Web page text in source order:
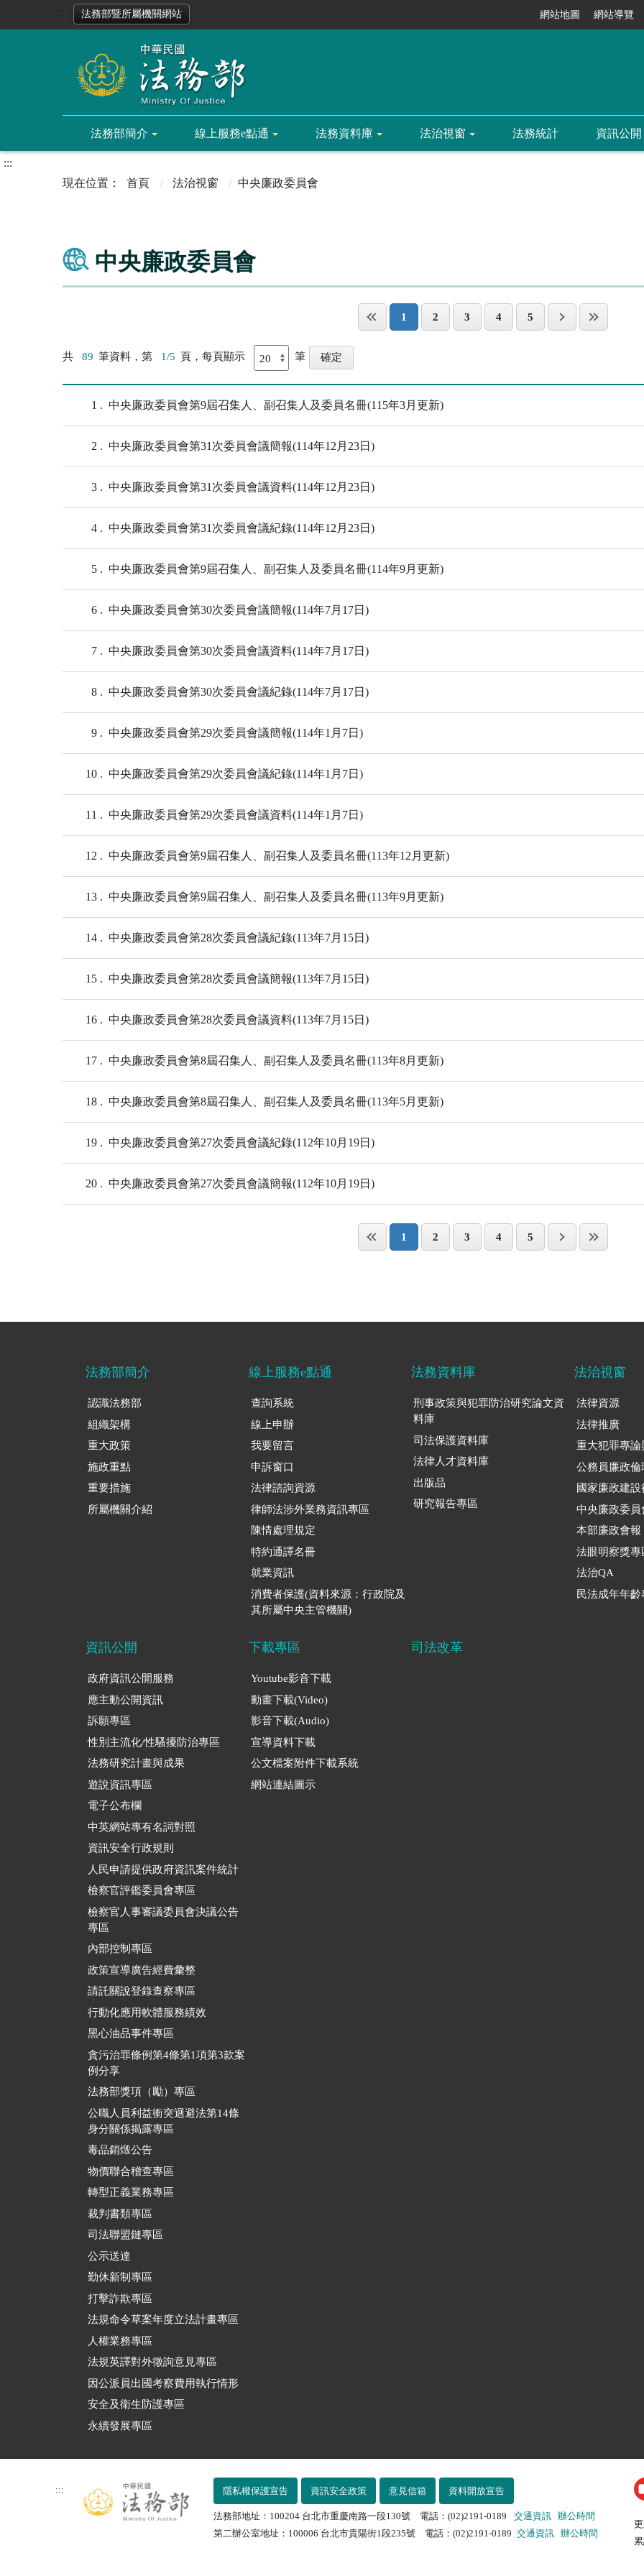
法務部暨所屬機關網站 網站地圖 網站導覽
法務部簡介 線上服務e點通 法務資料庫 法治視窗 法務統計 資訊公開
:::
首頁
法治視窗 中央廉政委員會
中央廉政委員會
1 2 3 4 5
共 89 筆資料，第 1/5 頁，每頁顯示 筆
1 中央廉政委員會第9屆召集人、副召集人及委員名冊(115年3月更新)
2 中央廉政委員會第31次委員會議簡報(114年12月23日)
3 中央廉政委員會第31次委員會議資料(114年12月23日)
4 中央廉政委員會第31次委員會議紀錄(114年12月23日)
5 中央廉政委員會第9屆召集人、副召集人及委員名冊(114年9月更新)
6 中央廉政委員會第30次委員會議簡報(114年7月17日)
7 中央廉政委員會第30次委員會議資料(114年7月17日)
8 中央廉政委員會第30次委員會議紀錄(114年7月17日)
9 中央廉政委員會第29次委員會議簡報(114年1月7日)
10 中央廉政委員會第29次委員會議紀錄(114年1月7日)
11 中央廉政委員會第29次委員會議資料(114年1月7日)
12 中央廉政委員會第9屆召集人、副召集人及委員名冊(113年12月更新)
13 中央廉政委員會第9屆召集人、副召集人及委員名冊(113年9月更新)
14 中央廉政委員會第28次委員會議紀錄(113年7月15日)
15 中央廉政委員會第28次委員會議簡報(113年7月15日)
16 中央廉政委員會第28次委員會議資料(113年7月15日)
17 中央廉政委員會第8屆召集人、副召集人及委員名冊(113年8月更新)
18 中央廉政委員會第8屆召集人、副召集人及委員名冊(113年5月更新)
19 中央廉政委員會第27次委員會議紀錄(112年10月19日)
20 中央廉政委員會第27次委員會議簡報(112年10月19日)
1 2 3 4 5
法務部簡介
認識法務部
組織架構
重大政策
施政重點
重要措施
所屬機關介紹
線上服務e點通
查詢系統
線上申辦
我要留言
申訴窗口
法律諮詢資源
律師法涉外業務資訊專區
陳情處理規定
特約通譯名冊
就業資訊
消費者保護(資料來源：行政院及
其所屬中央主管機關)
法務資料庫
刑事政策與犯罪防治研究論文資
料庫
司法保護資料庫
法律人才資料庫
出版品
研究報告專區
法治視窗
法律資源
法律推廣
重大犯罪專論
公務員廉政倫
國家廉政建
中央廉政委員
本部廉政會報
法眼明察獎專
法治QA
民法成年年齡
資訊公開
政府資訊公開服務
應主動公開資訊
訴願專區
性別主流化/性騷擾防治專區
法務研究計畫與成果
遊說資訊專區
電子公布欄
中英網站專有名詞對照
資訊安全行政規則
人民申請提供政府資訊案件統計
檢察官評鑑委員會專區
檢察官人事審議委員會決議公告
專區
內部控制專區
政策宣導廣告經費彙整
請託關說登錄查察專區
行動化應用軟體服務績效
黑心油品事件專區
貪污治罪條例第4條第1項第3款案
例分享
法務部獎項（勵）專區
公職人員利益衝突迴避法第14條
身分關係揭露專區
毒品銷燬公告
物價聯合稽查專區
轉型正義業務專區
裁判書類專區
司法聯盟鏈專區
公示送達
勤休新制專區
打擊詐欺專區
法規命令草案年度立法計畫專區
人權業務專區
法規英譯對外徵詢意見專區
因公派員出國考察費用執行情形
安全及衛生防護專區
永續發展專區
下載專區
Youtube影音下載
動畫下載(Video)
影音下載(Audio)
宣導資料下載
公文檔案附件下載系統
網站連結圖示
司法改革
::: 隱私權保護宣告 資訊安全政策 意見信箱 資料開放宣告
法務部地址：100204 台北市重慶南路一段130號 電話：(02)2191-0189 交通資訊
辦公時間
第二辦公室地址：100006 台北市貴陽街1段235號 電話：(02)2191-0189 交通資訊 辦公時間